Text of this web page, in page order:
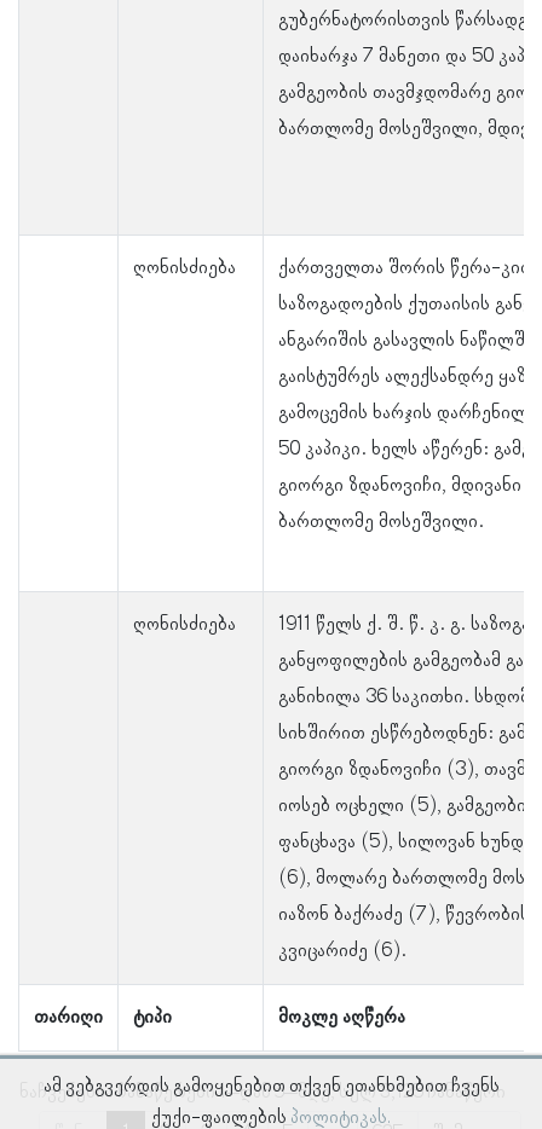
გუბერნატორისთვის
დაიხარჯა 7 მანეთი და 50
გამგეობის თავმჯდომარე
ბართლომე მოსეშვილი,
ღონისძიება
ქართველთა შორის წერა-
საზოგადოების ქუთაისის
ანგარიშის გასავლის
გაისტუმრეს ალექსანდრე
გამოცემის ხარჯის
50 კაპიკი. ხელს აწერენ:
გიორგი ზდანოვიჩი, მდივანი
ბართლომე მოსეშვილი.
ღონისძიება
1911 წელს ქ. შ. წ. კ. გ.
განყოფილების გამგეობამ
განიხილა 36 საკითხი.
სიხშირით ესწრებოდნენ:
გიორგი ზდანოვიჩი (3),
იოსებ ოცხელი (5), გამგეობის
ფანცხავა (5), სილოვან
(6), მოლარე ბართლომე
იაზონ ბაქრაძე (7), წევრობის
კვიცარიძე (6).
თარიღი ტიპი მოკლე აღწერა
ნაჩვენებია ჩანაწერები 1–დან 5–მდე, სულ 3,125 ჩანაწერი
ამ ვებგვერდის გამოყენებით თქვენ ეთანხმებით ჩვენს
ქუქი-ფაილების პოლიტიკას.